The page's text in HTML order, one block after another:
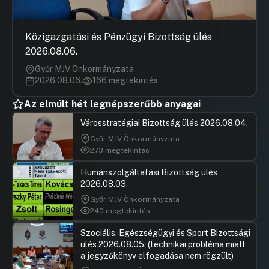
Hozzászólások Ugrás a napirendi pontra
23.napirend: Javaslat a Segítőház
módosítására
Hozzászólások
24.napirend: Javaslat alapítványok
támogatására a „Képviselői
kezdeményezések kerete” kiadási
jogcím terhére
HozzászólásokUgrás a napirendi pontra
25.napirend: Javaslat a „Czuczor Gergely
Civil és Egyházi Program” kiadási
előirányzat felhasználására alapítványi
szervezetek által benyújtott pályázatok
elbírálására
Hozzászólások
26.napirend: Tájékoztató a képviselők
Győr Megyei Jogú Város
Önkormányzatának Közgyűlése és
állandó bizottságainak ülésein való
részvételről
Hozzászólások
Kósa
Közigazgatási és Pénzügyi Bizottság ülés
2026.08.06.
Győr MJV Önkormányzata
2026.08.06.
166 megtekintés
Az elmúlt hét legnépszerűbb anyagai
Városstratégiai Bizottság ülés 2026.08.04.
Győr MJV Önkormányzata
273 megtekintés
Humánszolgáltatási Bizottság ülés
2026.08.03.
Győr MJV Önkormányzata
240 megtekintés
Szociális, Egészségügyi és Sport Bizottsági
ülés 2026.08.05. (technikai probléma miatt
a jegyzőkönyv elfogadása nem rögzült)